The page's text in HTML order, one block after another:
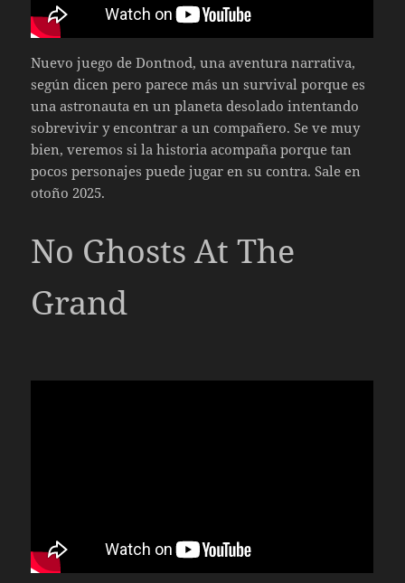
Nuevo juego de Dontnod, una aventura narrativa,
según dicen pero parece más un survival porque es
una astronauta en un planeta desolado intentando
sobrevivir y encontrar a un compañero. Se ve muy
bien, veremos si la historia acompaña porque tan
pocos personajes puede jugar en su contra. Sale en
otoño 2025.
No Ghosts At The
Grand